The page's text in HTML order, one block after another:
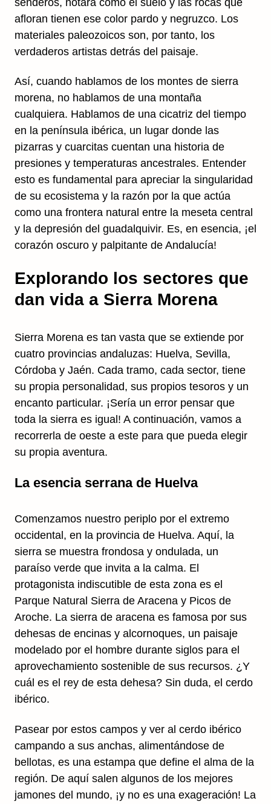
afloran tienen ese color pardo y negruzco. Los
materiales paleozoicos son, por tanto, los
verdaderos artistas detrás del paisaje.
Así, cuando hablamos de los montes de sierra
morena, no hablamos de una montaña
cualquiera. Hablamos de una cicatriz del tiempo
en la península ibérica, un lugar donde las
pizarras y cuarcitas cuentan una historia de
presiones y temperaturas ancestrales. Entender
esto es fundamental para apreciar la singularidad
de su ecosistema y la razón por la que actúa
como una frontera natural entre la meseta central
y la depresión del guadalquivir. Es, en esencia, ¡el
corazón oscuro y palpitante de Andalucía!
Explorando los sectores que
dan vida a Sierra Morena
Sierra Morena es tan vasta que se extiende por
cuatro provincias andaluzas: Huelva, Sevilla,
Córdoba y Jaén. Cada tramo, cada sector, tiene
su propia personalidad, sus propios tesoros y un
encanto particular. ¡Sería un error pensar que
toda la sierra es igual! A continuación, vamos a
recorrerla de oeste a este para que pueda elegir
su propia aventura.
La esencia serrana de Huelva
Comenzamos nuestro periplo por el extremo
occidental, en la provincia de Huelva. Aquí, la
sierra se muestra frondosa y ondulada, un
paraíso verde que invita a la calma. El
protagonista indiscutible de esta zona es el
Parque Natural Sierra de Aracena y Picos de
Aroche. La sierra de aracena es famosa por sus
dehesas de encinas y alcornoques, un paisaje
modelado por el hombre durante siglos para el
aprovechamiento sostenible de sus recursos. ¿Y
cuál es el rey de esta dehesa? Sin duda, el cerdo
ibérico.
Pasear por estos campos y ver al cerdo ibérico
campando a sus anchas, alimentándose de
bellotas, es una estampa que define el alma de la
región. De aquí salen algunos de los mejores
jamones del mundo, ¡y no es una exageración! La